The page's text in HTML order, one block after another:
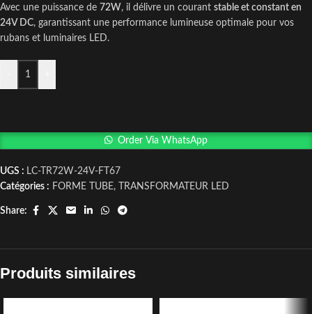
Avec une puissance de 72W, il délivre un courant stable et constant en
24V DC, garantissant une performance lumineuse optimale pour vos
rubans et luminaires LED.
Order Via WhatsApp
UGS : LC-TR72W-24V-FT67
Catégories : FORME TUBE, TRANSFORMATEUR LED
Share:
Produits similaires